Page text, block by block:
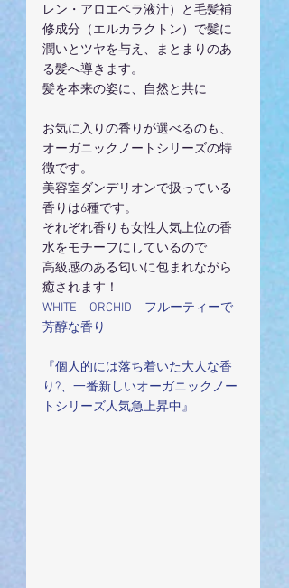
レン・アロエベラ液汁）と毛髪補
修成分（エルカラクトン）で髪に
潤いとツヤを与え、まとまりのあ
る髪へ導きます。
髪を本来の姿に、自然と共に
お気に入りの香りが選べるのも、
オーガニックノートシリーズの特
徴です。
美容室ダンデリオンで扱っている
香りは6種です。
それぞれ香りも女性人気上位の香
水をモチーフにしているので
高級感のある匂いに包まれながら
癒されます！
WHITE　ORCHID　フルーティーで
芳醇な香り
『個人的には落ち着いた大人な香
り?、一番新しいオーガニックノー
トシリーズ人気急上昇中』